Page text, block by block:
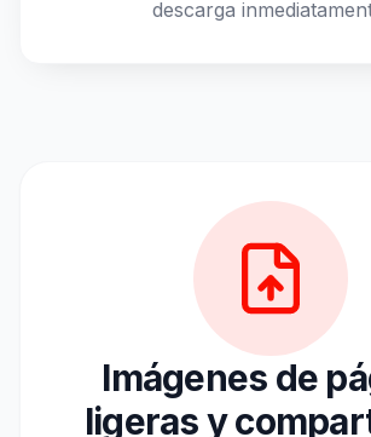
descarga
Imágenes de
ligeras y